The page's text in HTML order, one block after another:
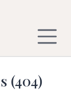
(404)